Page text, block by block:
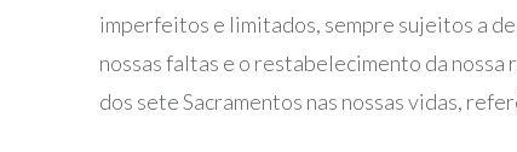
imperfeitos e limitados, sempre sujeitos a
nossas faltas e o restabelecimento da nossa
dos sete Sacramentos nas nossas vidas,